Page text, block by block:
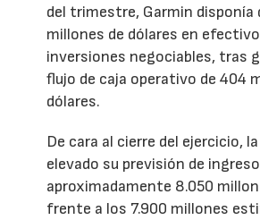
del trimestre, Garmin disponía
millones de dólares en
inversiones negociables, tras
flujo de caja operativo de 404
dólares.
De cara al cierre del ejercicio,
elevado su previsión de
aproximadamente 8.050
frente a los 7.900 millones